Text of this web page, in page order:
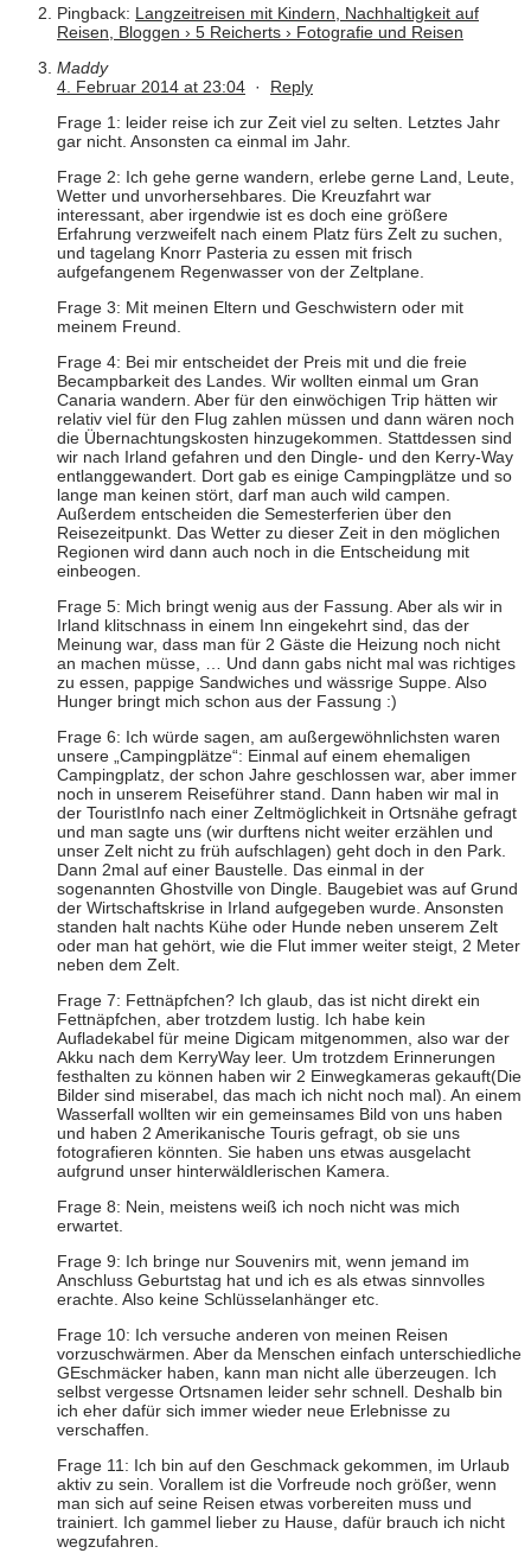
Pingback: Langzeitreisen mit Kindern, Nachhaltigkeit auf
Reisen, Bloggen › 5 Reicherts › Fotografie und Reisen
Maddy
4. Februar 2014 at 23:04 · Reply
Frage 1: leider reise ich zur Zeit viel zu selten. Letztes Jahr
gar nicht. Ansonsten ca einmal im Jahr.
Frage 2: Ich gehe gerne wandern, erlebe gerne Land, Leute,
Wetter und unvorhersehbares. Die Kreuzfahrt war
interessant, aber irgendwie ist es doch eine größere
Erfahrung verzweifelt nach einem Platz fürs Zelt zu suchen,
und tagelang Knorr Pasteria zu essen mit frisch
aufgefangenem Regenwasser von der Zeltplane.
Frage 3: Mit meinen Eltern und Geschwistern oder mit
meinem Freund.
Frage 4: Bei mir entscheidet der Preis mit und die freie
Becampbarkeit des Landes. Wir wollten einmal um Gran
Canaria wandern. Aber für den einwöchigen Trip hätten wir
relativ viel für den Flug zahlen müssen und dann wären noch
die Übernachtungskosten hinzugekommen. Stattdessen sind
wir nach Irland gefahren und den Dingle- und den Kerry-Way
entlanggewandert. Dort gab es einige Campingplätze und so
lange man keinen stört, darf man auch wild campen.
Außerdem entscheiden die Semesterferien über den
Reisezeitpunkt. Das Wetter zu dieser Zeit in den möglichen
Regionen wird dann auch noch in die Entscheidung mit
einbeogen.
Frage 5: Mich bringt wenig aus der Fassung. Aber als wir in
Irland klitschnass in einem Inn eingekehrt sind, das der
Meinung war, dass man für 2 Gäste die Heizung noch nicht
an machen müsse, … Und dann gabs nicht mal was richtiges
zu essen, pappige Sandwiches und wässrige Suppe. Also
Hunger bringt mich schon aus der Fassung :)
Frage 6: Ich würde sagen, am außergewöhnlichsten waren
unsere „Campingplätze“: Einmal auf einem ehemaligen
Campingplatz, der schon Jahre geschlossen war, aber immer
noch in unserem Reiseführer stand. Dann haben wir mal in
der TouristInfo nach einer Zeltmöglichkeit in Ortsnähe gefragt
und man sagte uns (wir durftens nicht weiter erzählen und
unser Zelt nicht zu früh aufschlagen) geht doch in den Park.
Dann 2mal auf einer Baustelle. Das einmal in der
sogenannten Ghostville von Dingle. Baugebiet was auf Grund
der Wirtschaftskrise in Irland aufgegeben wurde. Ansonsten
standen halt nachts Kühe oder Hunde neben unserem Zelt
oder man hat gehört, wie die Flut immer weiter steigt, 2 Meter
neben dem Zelt.
Frage 7: Fettnäpfchen? Ich glaub, das ist nicht direkt ein
Fettnäpfchen, aber trotzdem lustig. Ich habe kein
Aufladekabel für meine Digicam mitgenommen, also war der
Akku nach dem KerryWay leer. Um trotzdem Erinnerungen
festhalten zu können haben wir 2 Einwegkameras gekauft(Die
Bilder sind miserabel, das mach ich nicht noch mal). An einem
Wasserfall wollten wir ein gemeinsames Bild von uns haben
und haben 2 Amerikanische Touris gefragt, ob sie uns
fotografieren könnten. Sie haben uns etwas ausgelacht
aufgrund unser hinterwäldlerischen Kamera.
Frage 8: Nein, meistens weiß ich noch nicht was mich
erwartet.
Frage 9: Ich bringe nur Souvenirs mit, wenn jemand im
Anschluss Geburtstag hat und ich es als etwas sinnvolles
erachte. Also keine Schlüsselanhänger etc.
Frage 10: Ich versuche anderen von meinen Reisen
vorzuschwärmen. Aber da Menschen einfach unterschiedliche
GEschmäcker haben, kann man nicht alle überzeugen. Ich
selbst vergesse Ortsnamen leider sehr schnell. Deshalb bin
ich eher dafür sich immer wieder neue Erlebnisse zu
verschaffen.
Frage 11: Ich bin auf den Geschmack gekommen, im Urlaub
aktiv zu sein. Vorallem ist die Vorfreude noch größer, wenn
man sich auf seine Reisen etwas vorbereiten muss und
trainiert. Ich gammel lieber zu Hause, dafür brauch ich nicht
wegzufahren.